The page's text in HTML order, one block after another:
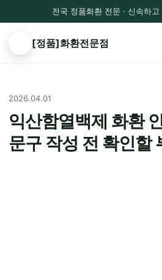
전국 정품화환 전문 · 신속하
[정품]화환전문점
2026.04.01
익산함열백제 화환
문구 작성 전 확인할